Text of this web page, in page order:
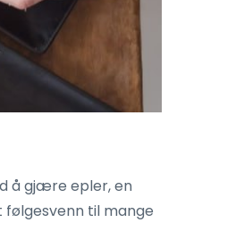
å gjære epler, en
til mange